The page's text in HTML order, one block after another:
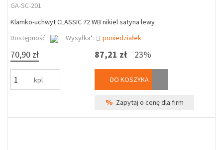
GA-SC-201
Klamko-uchwyt CLASSIC 72 WB nikiel satyna lewy
Dostępność
Wysyłka*: poniedziałek
70,90 zł
kpl
87,21 zł 23%
DO KOSZYKA
% Zapytaj o cenę dla firm